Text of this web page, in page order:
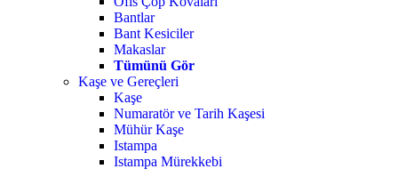
Bantlar
Bant Kesiciler
Makaslar
Tümünü Gör
Kaşe ve Gereçleri
Kaşe
Numaratör ve Tarih Kaşesi
Mühür Kaşe
Istampa
Istampa Mürekkebi